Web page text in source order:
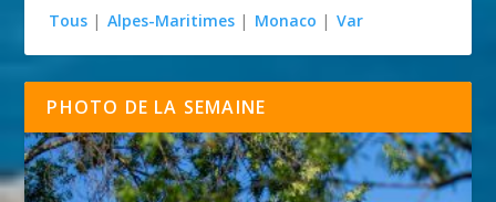
Tous | Alpes-Maritimes | Monaco | Var
PHOTO DE LA SEMAINE